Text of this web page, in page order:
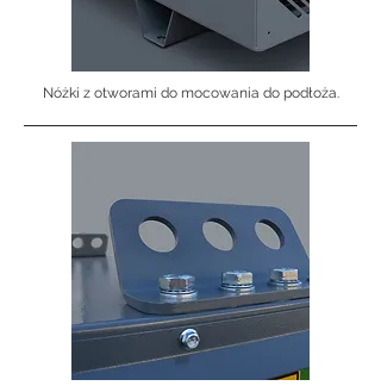
Nóżki z otworami do mocowania do podłoża.